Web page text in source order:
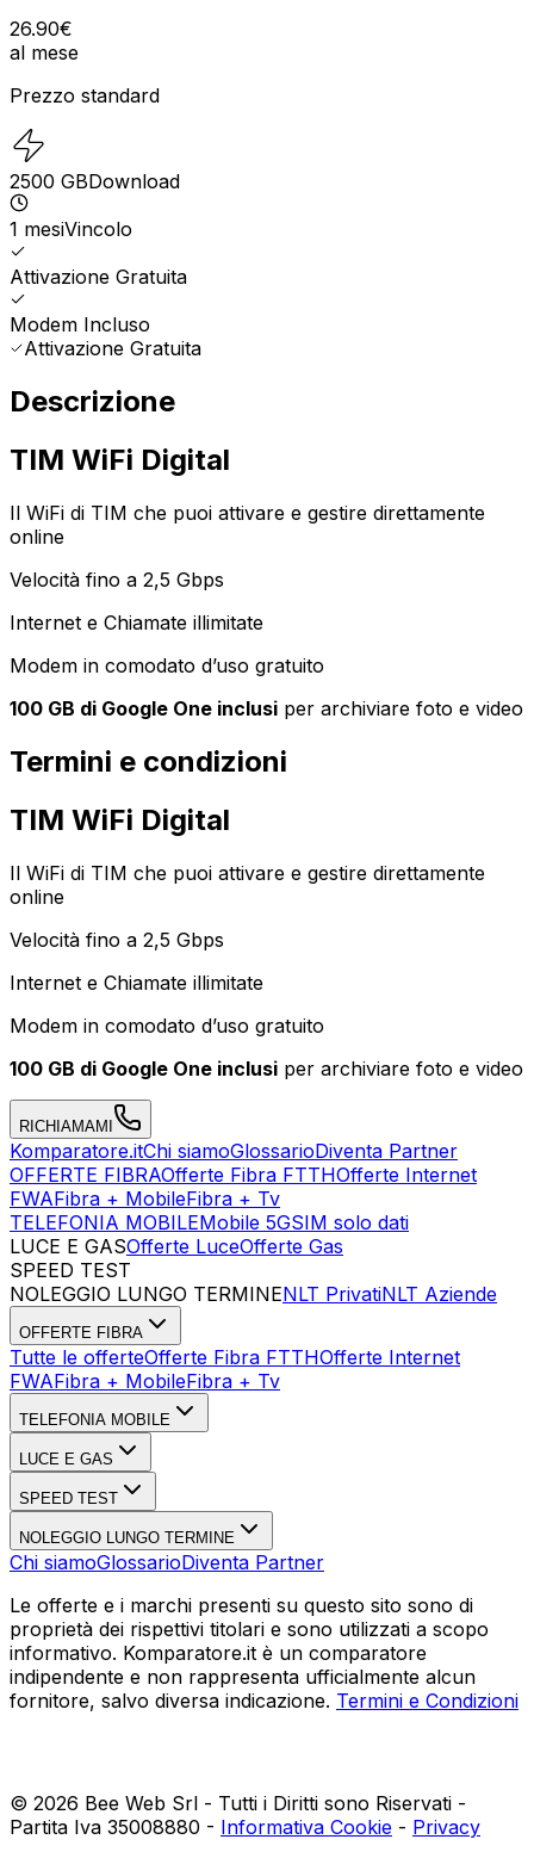
26.90€
al mese
Prezzo standard
2500 GBDownload
1 mesiVincolo
Attivazione Gratuita
Modem Incluso
Attivazione Gratuita
Descrizione
TIM WiFi Digital
Il WiFi di TIM che puoi attivare e gestire direttamente
online
Velocità fino a 2,5 Gbps
Internet e Chiamate illimitate
Modem in comodato d’uso gratuito
100 GB di Google One inclusi per archiviare foto e video
Termini e condizioni
TIM WiFi Digital
Il WiFi di TIM che puoi attivare e gestire direttamente
online
Velocità fino a 2,5 Gbps
Internet e Chiamate illimitate
Modem in comodato d’uso gratuito
100 GB di Google One inclusi per archiviare foto e video
RICHIAMAMI
Komparatore.itChi siamoGlossarioDiventa Partner
OFFERTE FIBRAOfferte Fibra FTTHOfferte Internet
FWAFibra + MobileFibra + Tv
TELEFONIA MOBILEMobile 5GSIM solo dati
LUCE E GASOfferte LuceOfferte Gas
SPEED TEST
NOLEGGIO LUNGO TERMINENLT PrivatiNLT Aziende
OFFERTE FIBRA
Tutte le offerteOfferte Fibra FTTHOfferte Internet
FWAFibra + MobileFibra + Tv
TELEFONIA MOBILE
LUCE E GAS
SPEED TEST
NOLEGGIO LUNGO TERMINE
Chi siamoGlossarioDiventa Partner
Le offerte e i marchi presenti su questo sito sono di
proprietà dei rispettivi titolari e sono utilizzati a scopo
informativo. Komparatore.it è un comparatore
indipendente e non rappresenta ufficialmente alcun
fornitore, salvo diversa indicazione. Termini e Condizioni
© 2026 Bee Web Srl - Tutti i Diritti sono Riservati -
Partita Iva 35008880 - Informativa Cookie - Privacy